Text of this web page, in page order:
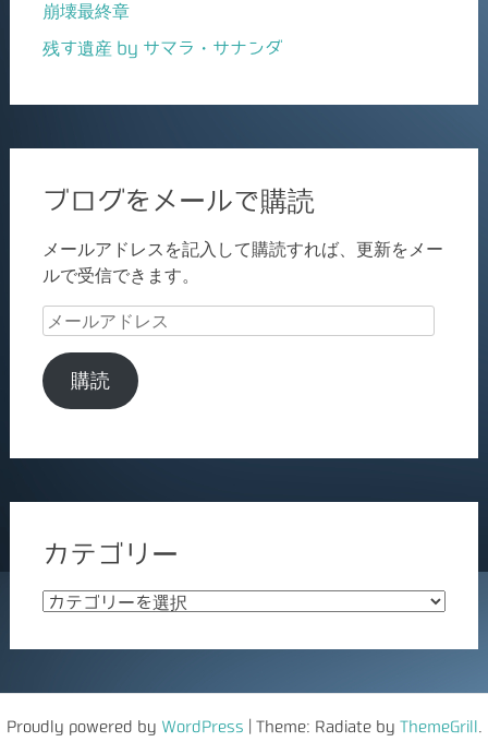
崩壊最終章
残す遺産 by サマラ・サナンダ
ブログをメールで購読
メールアドレスを記入して購読すれば、更新をメー
ルで受信できます。
メ
ル
ア
購読
カテゴリー
カ
ゴ
Proudly powered by WordPress Theme: Radiate by ThemeGrill